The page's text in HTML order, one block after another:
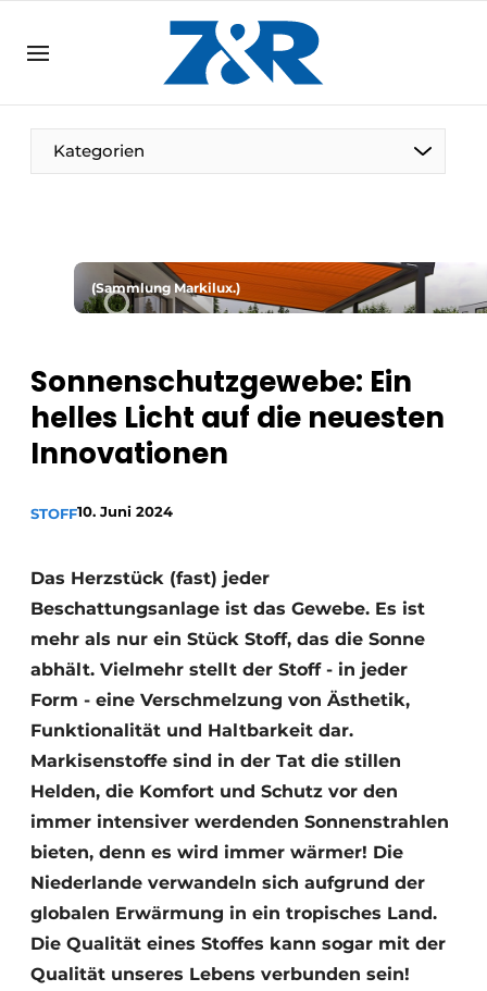
DE EN
DE
Kategorien
(Sammlung Markilux.)
Sonnenschutzgewebe: Ein
helles Licht auf die neuesten
Innovationen
STOFF10. Juni 2024
Das Herzstück (fast) jeder
Beschattungsanlage ist das Gewebe. Es ist
mehr als nur ein Stück Stoff, das die Sonne
abhält. Vielmehr stellt der Stoff - in jeder
Form - eine Verschmelzung von Ästhetik,
Funktionalität und Haltbarkeit dar.
Markisenstoffe sind in der Tat die stillen
Helden, die Komfort und Schutz vor den
immer intensiver werdenden Sonnenstrahlen
bieten, denn es wird immer wärmer! Die
Niederlande verwandeln sich aufgrund der
globalen Erwärmung in ein tropisches Land.
Die Qualität eines Stoffes kann sogar mit der
Qualität unseres Lebens verbunden sein!